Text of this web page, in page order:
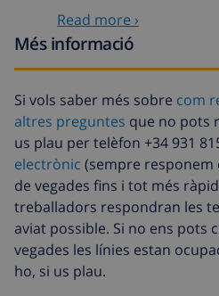
Tovalloles
Llit infantil
Cadira alta
4,19 USD
l’arribada
Internet
5,86 USD
l’arribada
Llenca extra
17,59 USD
l’arribada
Tovalloles
extra
8,80 USD
l’arribada
Read more ›
Més informació
Si vols saber més sobre com
altres preguntes que no pots
us plau per telèfon +34 931
electrònic (sempre responem
de vegades fins i tot més
treballadors respondran les
aviat possible. Si no ens pots
vegades les línies estan
ho, si us plau.